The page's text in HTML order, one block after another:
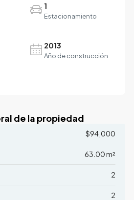
1
Estacionamiento
2013
Año de construcción
de la propiedad
$94,000
63.00 m²
2
2